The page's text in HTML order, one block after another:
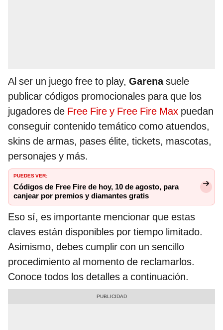
Al ser un juego free to play, Garenasuele
publicar códigos promocionales para que los
jugadores de Free Fire y Free Fire Max puedan
conseguir contenido temático como atuendos,
skins de armas, pases élite, tickets, mascotas,
personajes y más.
PUEDES VER:
Códigos de Free Fire de hoy, 10 de agosto, para
canjear por premios y diamantes gratis
Eso sí, es importante mencionar que estas
claves están disponibles por tiempo limitado.
Asimismo, debes cumplir con un sencillo
procedimiento al momento de reclamarlos.
Conoce todos los detalles a continuación.